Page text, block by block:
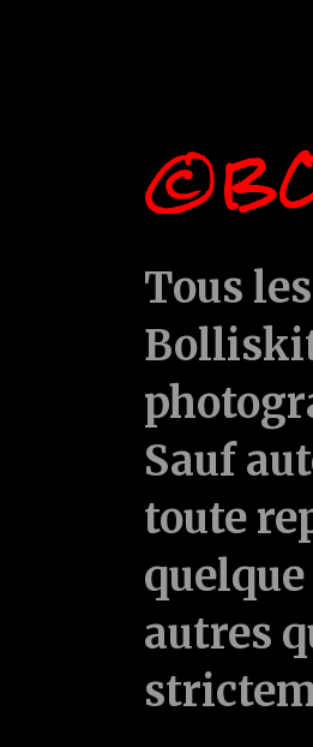
Tous
Sauf
toute
autres